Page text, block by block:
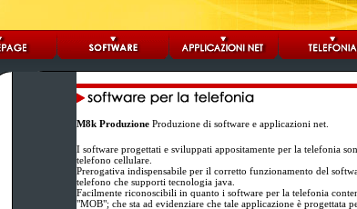
M8k ProduzioneProduzione di software e applicazioni net.
I software progettati e sviluppati appositamente per la telefonia
telefono cellulare.
Prerogativa indispensabile per il corretto funzionamento del
telefono che supporti tecnologia java.
Facilmente riconoscibili in quanto i software per la telefonia
"MOB"; che sta ad evidenziare che tale applicazione è progettata